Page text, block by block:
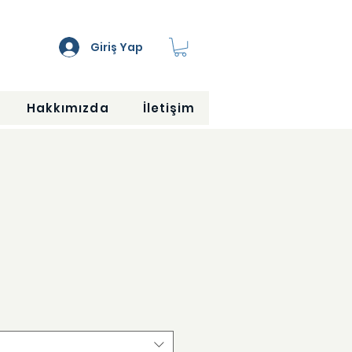
Giriş Yap
Hakkımızda İletişim